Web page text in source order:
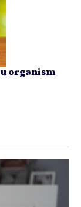
organism